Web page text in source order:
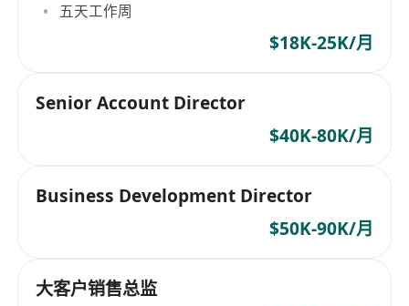
五天工作周
$18K-25K/月
Senior Account Director
$40K-80K/月
Business Development Director
$50K-90K/月
大客户销售总监